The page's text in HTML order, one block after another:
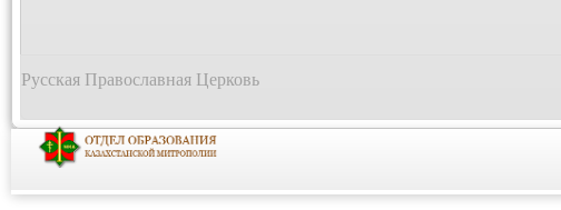
Русская Православная Церковь